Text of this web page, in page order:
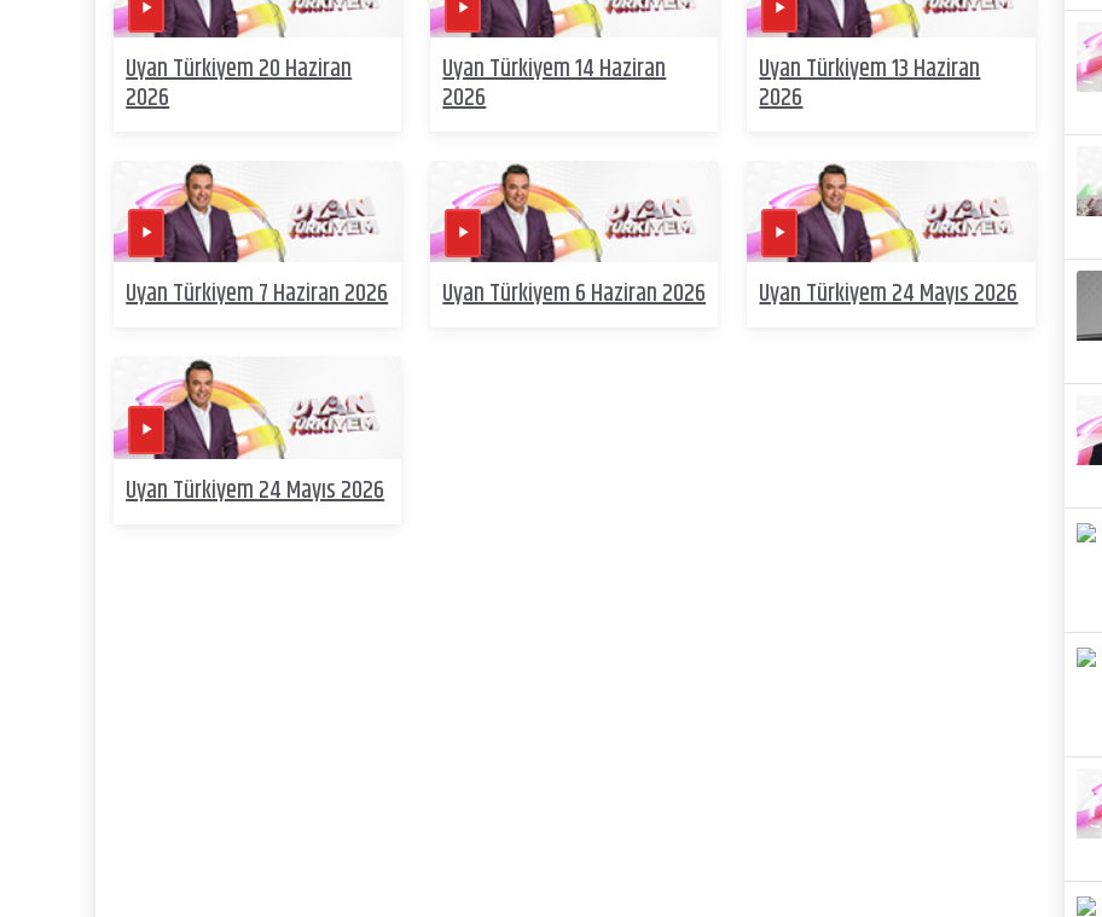
Uyan Türkiyem 20 Haziran
2026
Uyan Türkiyem 14 Haziran
2026
Uyan Türkiyem 13 Haziran
2026
Uyan Türkiyem 7 Haziran 2026 Uyan Türkiyem 6 Haziran 2026 Uyan Türkiyem 24 Mayıs 2026
Uyan Türkiyem 24 Mayıs 2026